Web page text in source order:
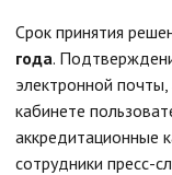
Срок принятия
года.
электронной
кабинете
аккредитационные
сотрудники пресс-